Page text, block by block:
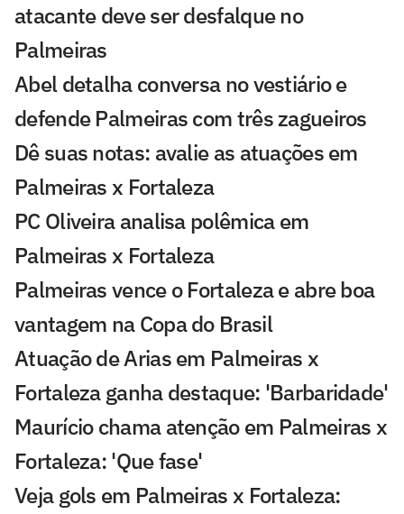
atacante deve ser desfalque no
Palmeiras
Abel detalha conversa no vestiário e
defende Palmeiras com três zagueiros
Dê suas notas: avalie as atuações em
Palmeiras x Fortaleza
PC Oliveira analisa polêmica em
Palmeiras x Fortaleza
Palmeiras vence o Fortaleza e abre boa
vantagem na Copa do Brasil
Atuação de Arias em Palmeiras x
Fortaleza ganha destaque: 'Barbaridade'
Maurício chama atenção em Palmeiras x
Fortaleza: 'Que fase'
Veja gols em Palmeiras x Fortaleza: